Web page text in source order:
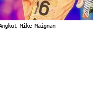
Mike Maignan